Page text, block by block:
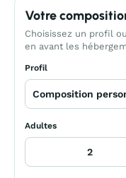
Votre
Choisissez un profil
en avant les
Profil
Adultes